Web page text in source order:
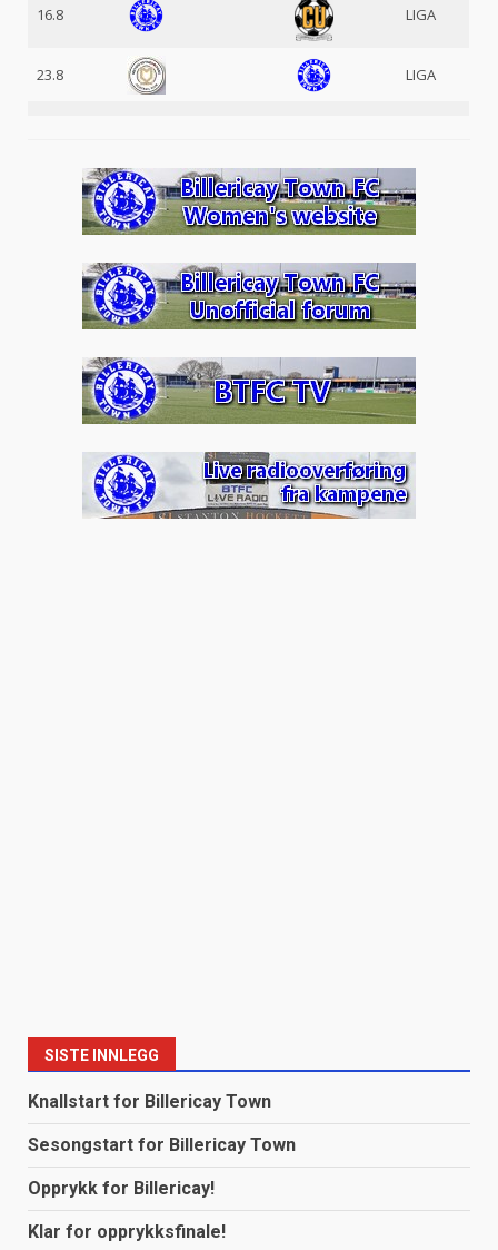
16.8 LIGA
23.8 LIGA
SISTE INNLEGG
Knallstart for Billericay Town
Sesongstart for Billericay Town
Opprykk for Billericay!
Klar for opprykksfinale!